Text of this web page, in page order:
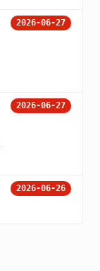
2026-06-27
2026-06-27
2026-06-26